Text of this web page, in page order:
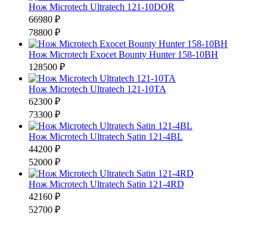
Нож Microtech Ultratech 121-10DOR
66980 ₽
78800 ₽
Нож Microtech Exocet Bounty Hunter 158-10BH
128500 ₽
Нож Microtech Ultratech 121-10TA
62300 ₽
73300 ₽
Нож Microtech Ultratech Satin 121-4BL
44200 ₽
52000 ₽
Нож Microtech Ultratech Satin 121-4RD
42160 ₽
52700 ₽